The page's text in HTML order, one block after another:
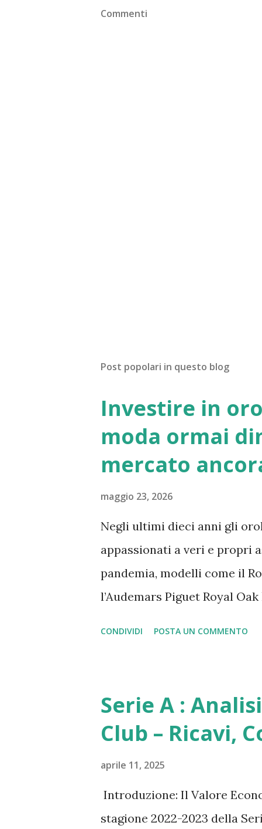
Commenti
Post popolari in questo blog
Investire in
moda ormai
mercato
maggio 23, 2026
Negli ultimi dieci anni gli
appassionati a veri e propri
pandemia, modelli come il
l’Audemars Piguet Royal
un investimento
orologi di lusso: cosa è
si è verificato un mix unico
CONDIVIDI POSTA UN COMMENTO
Serie A :
Club – Ricavi,
aprile 11, 2025
Introduzione: Il Valore
stagione 2022-2023 della